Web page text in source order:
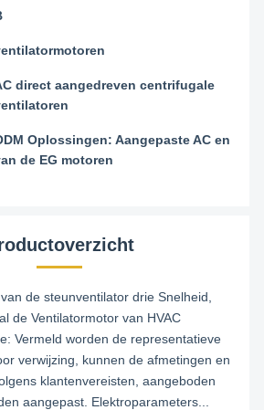
direct aangedreven centrifugale
Oplossingen: Aangepaste AC en
de EG motoren
de steunventilator drie Snelheid,
de Ventilatormotor van HVAC
Vermeld worden de representatieve
verwijzing, kunnen de afmetingen en
klantenvereisten, aangeboden
aangepast. Elektroparameters...